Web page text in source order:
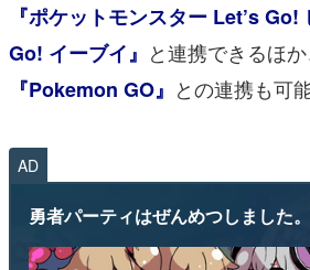
『ポケットモンスター Let’s
Go! イーブイ』 と連携できるほ
『Pokemon GO』 との連携も可
AD
勇者パーティはぜんめつしました。